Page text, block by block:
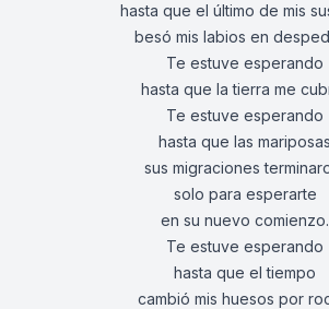
hasta que el último de mis
besó mis labios en
Te estuve esperando
hasta que la tierra me
Te estuve esperando
hasta que las mariposas
sus migraciones
solo para esperarte
en su nuevo comienzo.
Te estuve esperando
hasta que el tiempo
cambió mis huesos por